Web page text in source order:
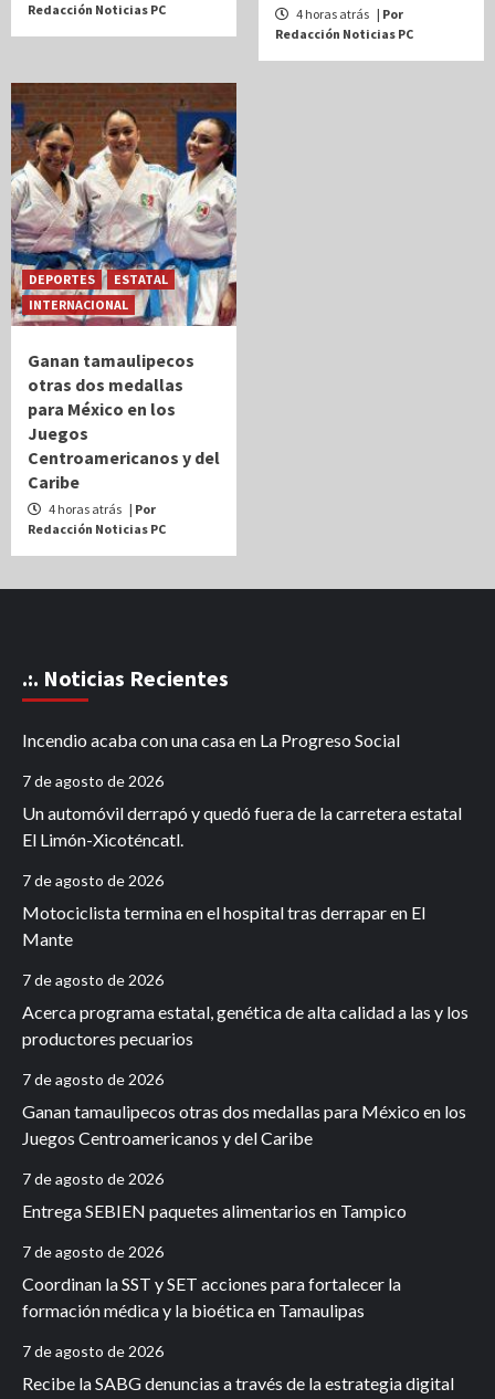
Redacción Noticias PC
4 horas atrás | Por
Redacción Noticias PC
DEPORTES
ESTATAL
INTERNACIONAL
Ganan tamaulipecos
otras dos medallas
para México en los
Juegos
Centroamericanos y del
Caribe
4 horas atrás | Por
Redacción Noticias PC
.:. Noticias Recientes
Incendio acaba con una casa en La Progreso Social
7 de agosto de 2026
Un automóvil derrapó y quedó fuera de la carretera estatal
El Limón-Xicoténcatl.
7 de agosto de 2026
Motociclista termina en el hospital tras derrapar en El
Mante
7 de agosto de 2026
Acerca programa estatal, genética de alta calidad a las y los
productores pecuarios
7 de agosto de 2026
Ganan tamaulipecos otras dos medallas para México en los
Juegos Centroamericanos y del Caribe
7 de agosto de 2026
Entrega SEBIEN paquetes alimentarios en Tampico
7 de agosto de 2026
Coordinan la SST y SET acciones para fortalecer la
formación médica y la bioética en Tamaulipas
7 de agosto de 2026
Recibe la SABG denuncias a través de la estrategia digital